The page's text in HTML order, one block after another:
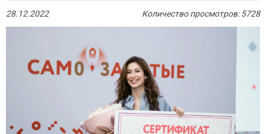
28.12.2022 Количество просмотров: 5728